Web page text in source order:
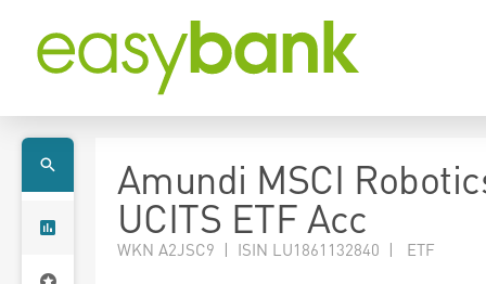
Amundi MSCI
UCITS ETF Acc
WKN A2JSC9 | ISIN LU1861132840 | ETF